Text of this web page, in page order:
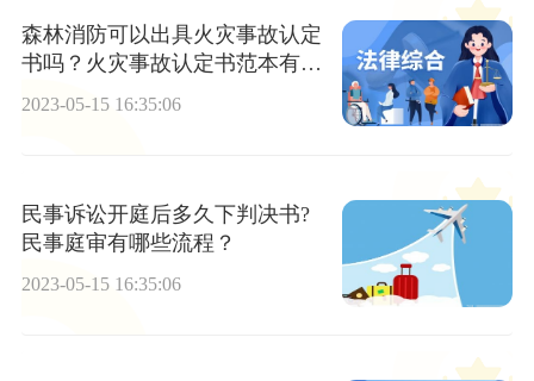
森林消防可以出具火灾事故认定
书吗？火灾事故认定书范本有哪
2023-05-15 16:35:06
民事诉讼开庭后多久下判决书?
民事庭审有哪些流程？
2023-05-15 16:35:06